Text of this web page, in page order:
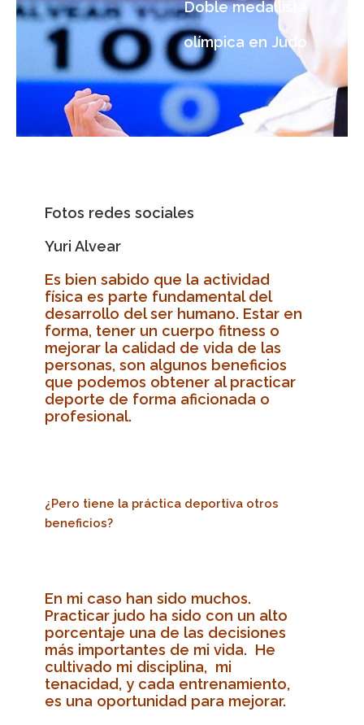
Doble medallista
olímpica en Judo
Fotos redes sociales
Yuri Alvear
Es bien sabido que la actividad
física es parte fundamental del
desarrollo del ser humano. Estar en
forma, tener un cuerpo fitness o
mejorar la calidad de vida de las
personas, son algunos beneficios
que podemos obtener al practicar
deporte de forma aficionada o
profesional.
¿Pero tiene la práctica deportiva otros
beneficios?
En mi caso han sido muchos.
Practicar judo ha sido con un alto
porcentaje una de las decisiones
más importantes de mi vida. He
cultivado mi disciplina, mi
tenacidad, y cada entrenamiento,
es una oportunidad para mejorar.